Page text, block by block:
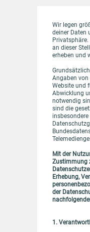
Wir legen
deiner Daten
an dieser
erheben und
Angaben von
Website und
Abwicklung
notwendig
sind die
Mit der
Zustimmung
Erhebung,
der
1.